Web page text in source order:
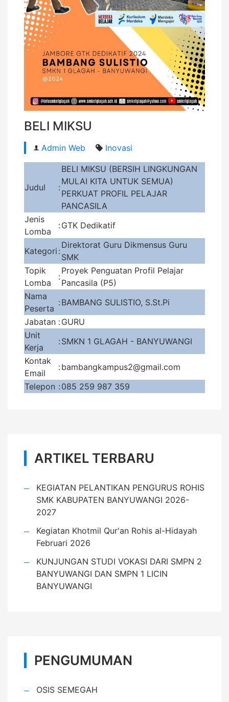
BELI MIKSU
Admin Web Inovasi
Judul :
BELI MIKSU (BERSIH LINGKUNGAN
MULAI KITA UNTUK SEMUA)
PERKUAT PROFIL PELAJAR
PANCASILA
Jenis
Lomba
: GTK Dedikatif
Kategori :
Direktorat Guru Dikmensus Guru
SMK
Topik
Lomba
:
Proyek Penguatan Profil Pelajar
Pancasila (P5)
Nama
Peserta
: BAMBANG SULISTIO, S.St.Pi
Jabatan : GURU
Unit
Kerja
: SMKN 1 GLAGAH - BANYUWANGI
Kontak
Email
: bambangkampus2@gmail.com
Telepon : 085 259 987 359
ARTIKEL TERBARU
KEGIATAN PELANTIKAN PENGURUS ROHIS
SMK KABUPATEN BANYUWANGI 2026-
2027
Kegiatan Khotmil Qur'an Rohis al-Hidayah
Februari 2026
KUNJUNGAN STUDI VOKASI DARI SMPN 2
BANYUWANGI DAN SMPN 1 LICIN
BANYUWANGI
PENGUMUMAN
OSIS SEMEGAH